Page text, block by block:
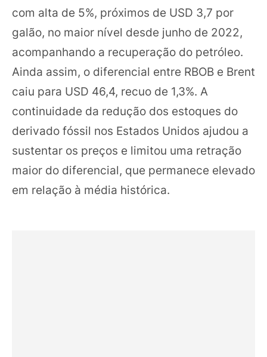
com alta de 5%, próximos de USD 3,7 por
galão, no maior nível desde junho de 2022,
acompanhando a recuperação do petróleo.
Ainda assim, o diferencial entre RBOB e Brent
caiu para USD 46,4, recuo de 1,3%. A
continuidade da redução dos estoques do
derivado fóssil nos Estados Unidos ajudou a
sustentar os preços e limitou uma retração
maior do diferencial, que permanece elevado
em relação à média histórica.